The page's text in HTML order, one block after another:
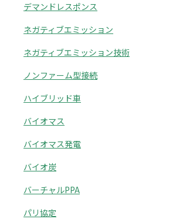
デマンドレスポンス
ネガティブエミッション
ネガティブエミッション技術
ノンファーム型接続
ハイブリッド車
バイオマス
バイオマス発電
バイオ炭
バーチャルPPA
パリ協定